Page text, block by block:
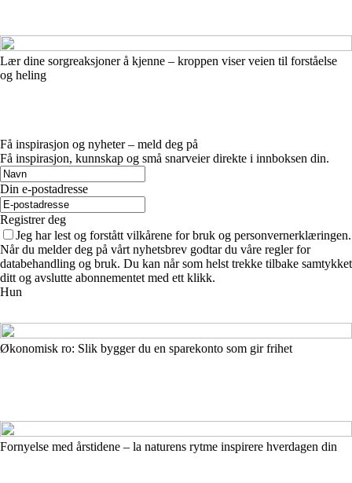
Lær dine sorgreaksjoner å kjenne – kroppen viser veien til forståelse
og heling
Få inspirasjon og nyheter – meld deg på
Få inspirasjon, kunnskap og små snarveier direkte i innboksen din.
Din e-postadresse
Registrer deg
Jeg har lest og forstått vilkårene for bruk og personvernerklæringen.
Når du melder deg på vårt nyhetsbrev godtar du våre regler for
databehandling og bruk. Du kan når som helst trekke tilbake samtykket
ditt og avslutte abonnementet med ett klikk.
Hun
Økonomisk ro: Slik bygger du en sparekonto som gir frihet
Fornyelse med årstidene – la naturens rytme inspirere hverdagen din